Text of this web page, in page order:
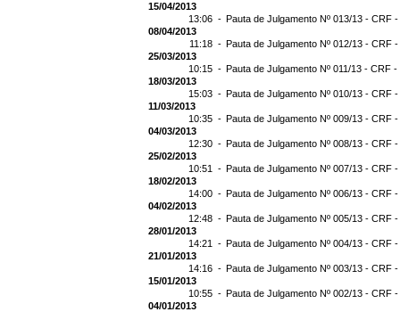
15/04/2013
13:06 - Pauta de Julgamento Nº 013/13 - CRF
08/04/2013
11:18 - Pauta de Julgamento Nº 012/13 - CRF
25/03/2013
10:15 - Pauta de Julgamento Nº 011/13 - CRF
18/03/2013
15:03 - Pauta de Julgamento Nº 010/13 - CRF
11/03/2013
10:35 - Pauta de Julgamento Nº 009/13 - CRF
04/03/2013
12:30 - Pauta de Julgamento Nº 008/13 - CRF
25/02/2013
10:51 - Pauta de Julgamento Nº 007/13 - CRF
18/02/2013
14:00 - Pauta de Julgamento Nº 006/13 - CRF
04/02/2013
12:48 - Pauta de Julgamento Nº 005/13 - CRF
28/01/2013
14:21 - Pauta de Julgamento Nº 004/13 - CRF
21/01/2013
14:16 - Pauta de Julgamento Nº 003/13 - CRF
15/01/2013
10:55 - Pauta de Julgamento Nº 002/13 - CRF
04/01/2013